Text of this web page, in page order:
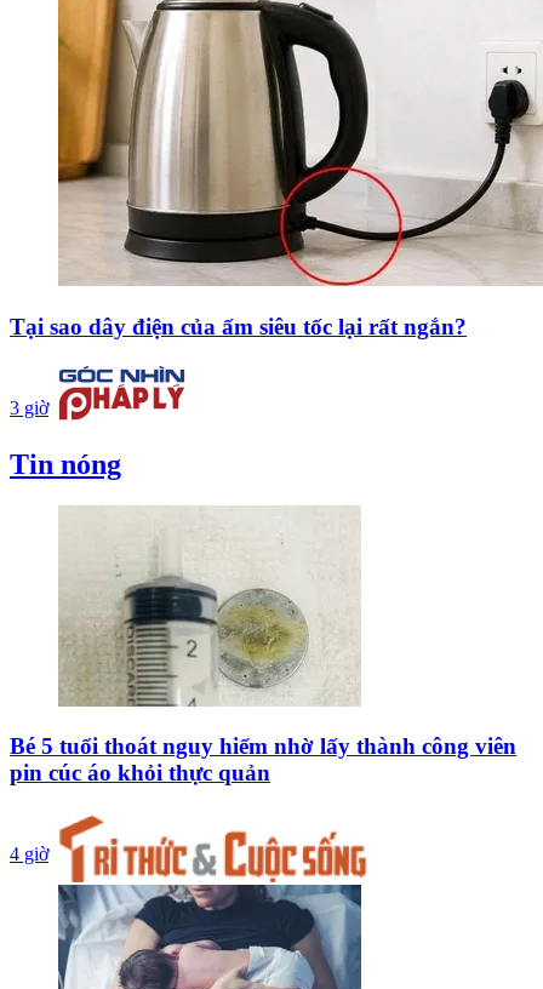
Tại sao dây điện của ấm siêu tốc lại rất ngắn?
3 giờ
Tin nóng
Bé 5 tuổi thoát nguy hiểm nhờ lấy thành công viên
pin cúc áo khỏi thực quản
4 giờ